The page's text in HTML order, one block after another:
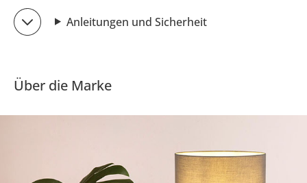
Anleitungen und Sicherheit
Über die Marke